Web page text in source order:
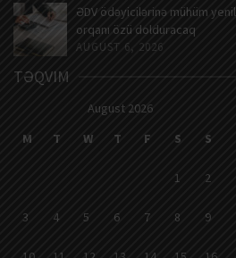
ƏDV ödəyicilərinə mühüm
orqanı özü dolduracaq
AUGUST 6, 2026
TƏQVIM
August 2026
M
T W T F S S
1 2
3 4 5 6 7 8 9